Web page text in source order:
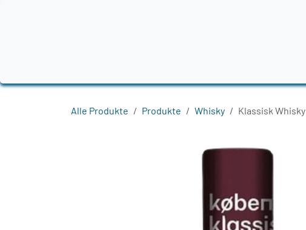
Alle Produkte Produkte Whisky Klassisk Whisky